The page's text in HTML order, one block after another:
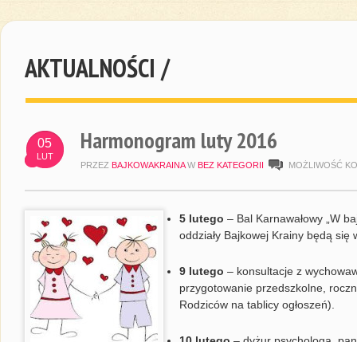
AKTUALNOŚCI /
05
LUT
Harmonogram luty 2016
PRZEZ BAJKOWAKRAINA W BEZ KATEGORII MOŻLIWOŚĆ
5 lutego – Bal Karnawałowy „W
oddziały Bajkowej Krainy będą się
9 lutego – konsultacje z
przygotowanie przedszkolne,
Rodziców na tablicy ogłoszeń).